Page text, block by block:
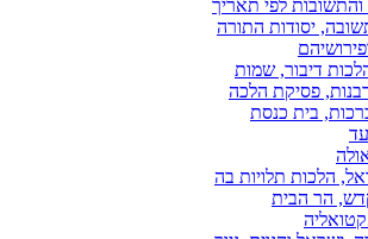
לפי תאריך
יסודות התורה
דיבור, שמות
פסיקת הלכה
בית כנסת
הלכות תלויות בה
הר הבית